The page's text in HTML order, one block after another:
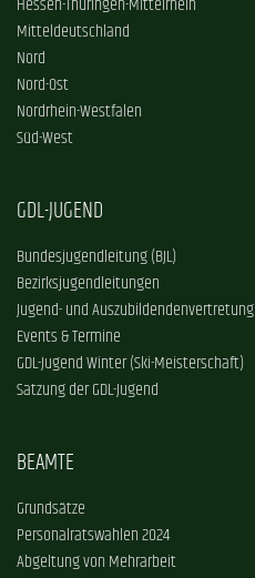
Hessen-Thüringen-Mittelrhein
Mitteldeutschland
Nord
Nord-Ost
Nordrhein-Westfalen
Süd-West
GDL-JUGEND
Bundesjugendleitung (BJL)
Bezirksjugendleitungen
Jugend- und Auszubildendenvertretung
Events & Termine
GDL-Jugend Winter (Ski-Meisterschaft)
Satzung der GDL-Jugend
BEAMTE
Grundsätze
Personalratswahlen 2024
Abgeltung von Mehrarbeit